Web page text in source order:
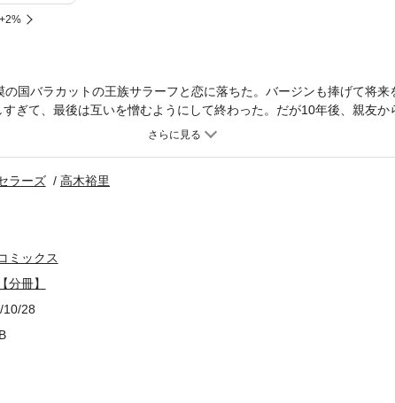
国バラカットの王族サラーフと恋に落ちた。バージンも捧げて将来
ぎて、最後は互いを憎むようにして終わった。だが10年後、親友か
お願い、サラーフを誘惑して。でないと私、彼と無理やり結婚させら
ラーズ
高木裕里
ミックス
分冊】
10/28